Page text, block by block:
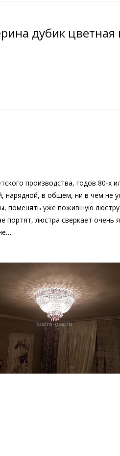
дубик
производства, годов 80-
в общем, ни в чем не
поменять уже пожившую
люстра сверкает очень